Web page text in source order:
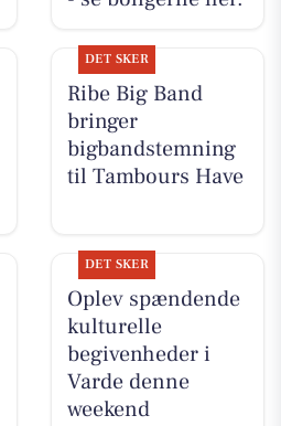
DET SKER
Ribe Big Band
bringer
bigbandstemning
til Tambours Have
DET SKER
Oplev spændende
kulturelle
begivenheder i
Varde denne
weekend